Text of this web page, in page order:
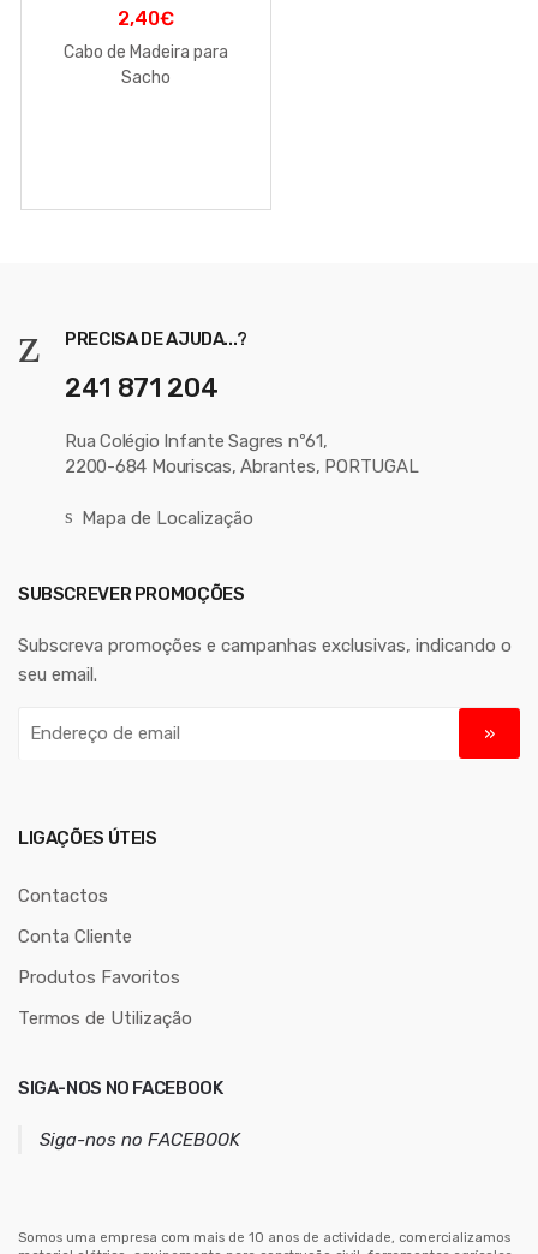
2,40€
Cabo de Madeira para
Sacho
PRECISA DE AJUDA...?
241 871 204
Rua Colégio Infante Sagres nº61,
2200-684 Mouriscas, Abrantes, PORTUGAL
Mapa de Localização
SUBSCREVER PROMOÇÕES
Subscreva promoções e campanhas exclusivas, indicando o
seu email.
r
ç
e
e
i
LIGAÇÕES ÚTEIS
Contactos
Conta Cliente
Produtos Favoritos
Termos de Utilização
SIGA-NOS NO FACEBOOK
Siga-nos no FACEBOOK
Somos uma empresa com mais de 10 anos de actividade, comercializamos